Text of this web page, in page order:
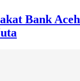
Bank Aceh